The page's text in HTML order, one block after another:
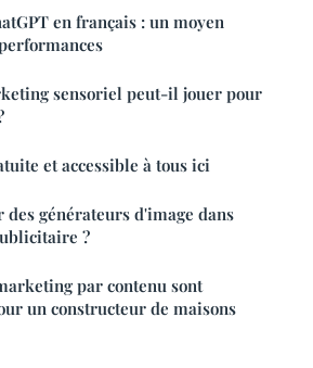
en français : un moyen
sensoriel peut-il jouer pour
et accessible à tous ici
générateurs d'image dans
?
par contenu sont
un constructeur de maisons